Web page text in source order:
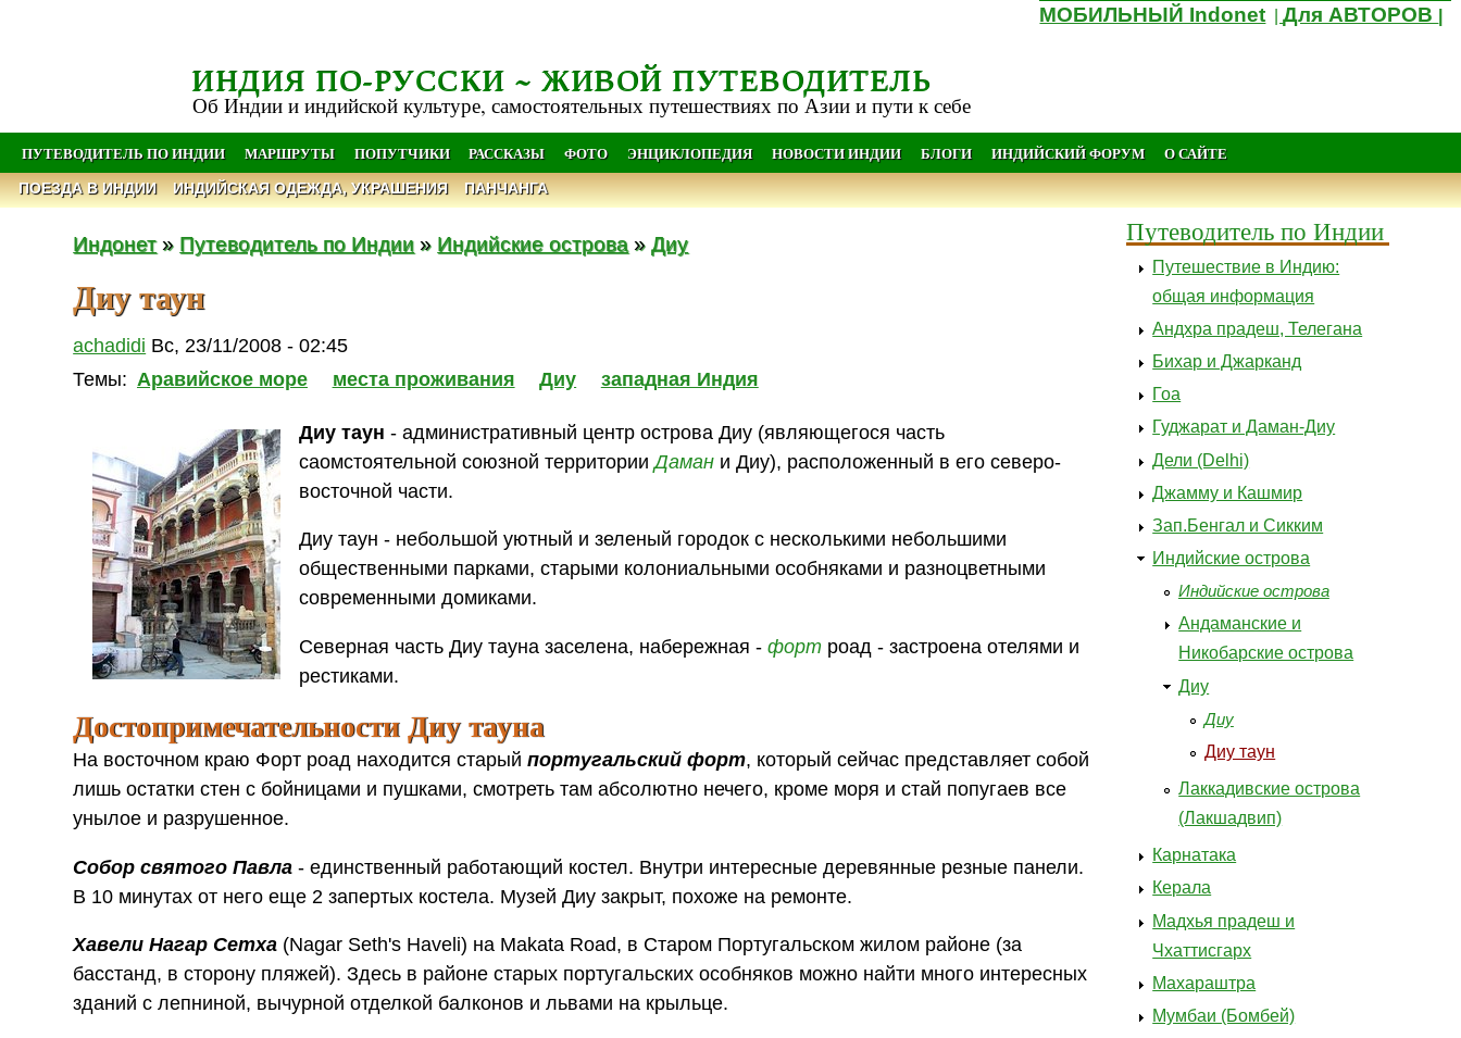
МОБИЛЬНЫЙ Indonet |Для АВТОРОВ
ИНДИЯ ПО-РУССКИ ~ ЖИВОЙ ПУТЕВОДИТЕЛЬ
Об Индии и индийской культуре, самостоятельных путешествиях по Азии и пути к себе
ПУТЕВОДИТЕЛЬ ПО ИНДИИ МАРШРУТЫ ПОПУТЧИКИ РАССКАЗЫ ФОТО ЭНЦИКЛОПЕДИЯ НОВОСТИ ИНДИИ БЛОГИ ИНДИЙСКИЙ ФОРУМ О САЙТЕ
ПОЕЗДА В ИНДИИ ИНДИЙСКАЯ ОДЕЖДА, УКРАШЕНИЯ ПАНЧАНГА
Индонет» Путеводитель по Индии » Индийские острова »Диу
Диу таун
achadidi Вс, 23/11/2008 - 02:45
Темы: Аравийское море места проживания Диу западная Индия
Диу таун - административный центр острова Диу (являющегося часть
саомстоятельной союзной территорииДаман и Диу), расположенный в его северо-
восточной части.
Диу таун - небольшой уютный и зеленый городок с несколькими небольшими
общественными парками, старыми колониальными особняками и разноцветными
современными домиками.
Северная часть Диу тауна заселена, набережная -форт роад - застроена отелями и
рестиками.
Достопримечательности Диу тауна
На восточном краю Форт роад находится старыйпортугальский форт, который сейчас представляет собой
лишь остатки стен с бойницами и пушками, смотреть там абсолютно нечего, кроме моря и стай попугаев все
унылое и разрушенное.
Собор святого Павла - единственный работающий костел. Внутри интересные деревянные резные панели.
В 10 минутах от него еще 2 запертых костела. Музей Диу закрыт, похоже на ремонте.
Хавели Нагар Сетха (Nagar Seth's Haveli) на Makata Road, в Старом Португальском жилом районе (за
басстанд, в сторону пляжей). Здесь в районе старых португальских особняков можно найти много интересных
зданий с лепниной, вычурной отделкой балконов и львами на крыльце.
Путеводитель по Индии
Путешествие в Индию:
общая информация
Андхра прадеш, Телегана
Бихар и Джарканд
Гоа
Гуджарат и Даман-Диу
Дели (Delhi)
Джамму и Кашмир
Зап.Бенгал и Сикким
Индийские острова
Индийские острова
Андаманские и
Никобарские острова
Диу
Диу
Диу таун
Лаккадивские острова
(Лакшадвип)
Карнатака
Керала
Мадхья прадеш и
Чхаттисгарх
Махараштра
Мумбаи (Бомбей)